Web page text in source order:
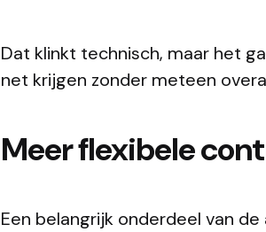
Dat klinkt technisch, maar het
net krijgen zonder meteen
Meer flexibele
Een belangrijk onderdeel van